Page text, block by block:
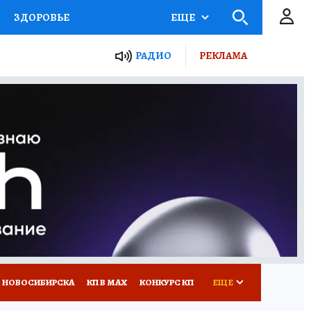
ЗДОРОВЬЕ
Я ЗНАЮ СЕМЬЯ
ЕЩЕ
РАДИО РЕКЛАМА
КП В МАХ КОНКУРС КП ЕЩЕ